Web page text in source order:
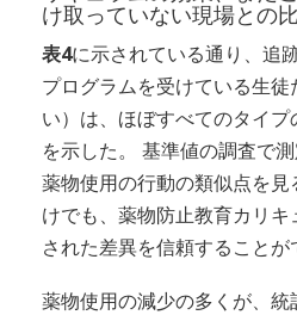
け取っていない現場との
表4に示されている通り、追
プログラムを受けている生
い）は、ほぼすべてのタイ
を示した。 基準値の調査で
薬物使用の行動の類似点を
けでも、薬物防止教育カリ
された差異を信頼することが
薬物使用の減少の多くが、